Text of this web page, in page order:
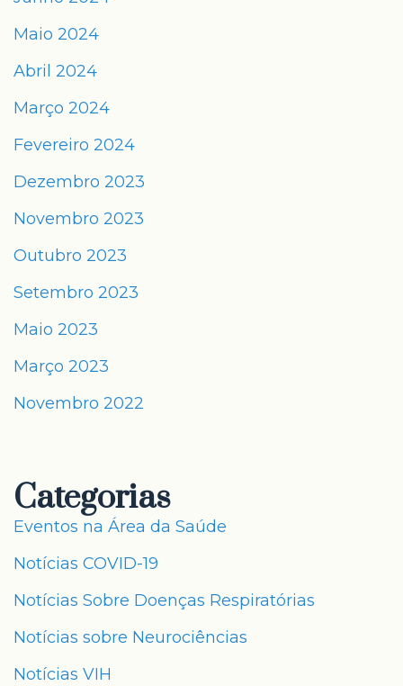
Maio 2024
Abril 2024
Março 2024
Fevereiro 2024
Dezembro 2023
Novembro 2023
Outubro 2023
Setembro 2023
Maio 2023
Março 2023
Novembro 2022
Categorias
Eventos na Área da Saúde
Notícias COVID-19
Notícias Sobre Doenças Respiratórias
Notícias sobre Neurociências
Notícias VIH